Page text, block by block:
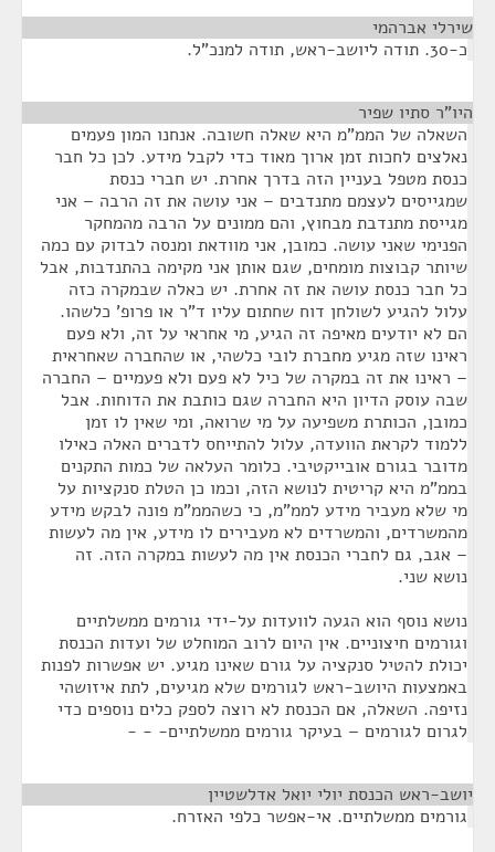
שירלי אברהמי
כ-30. תודה ליושב-ראש, תודה למנכ"ל.
היו"ר סתיו שפיר
השאלה של הממ"מ היא שאלה חשובה. אנחנו המון פעמים
נאלצים לחכות זמן ארוך מאוד כדי לקבל מידע. לכן כל חבר
כנסת מטפל בעניין הזה בדרך אחרת. יש חברי כנסת
שמגייסים לעצמם מתנדבים – אני עושה את זה הרבה – אני
מגייסת מתנדבת מבחוץ, והם ממונים על הרבה מהמחקר
הפנימי שאני עושה. כמובן, אני מוודאת ומנסה לבדוק עם כמה
שיותר קבוצות מומחים, שגם אותן אני מקימה בהתנדבות, אבל
כל חבר כנסת עושה את זה אחרת. יש כאלה שבמקרה כזה
עלול להגיע לשולחן דוח שחתום עליו ד"ר או פרופ' כלשהו.
הם לא יודעים מאיפה זה הגיע, מי אחראי על זה, ולא פעם
ראינו שזה מגיע מחברת לובי כלשהי, או שהחברה שאחראית
– ראינו את זה במקרה של כיל לא פעם ולא פעמיים – החברה
שבה עוסק הדיון היא החברה שגם כותבת את הדוחות. אבל
כמובן, הכותרת משפיעה על מי שרואה, ומי שאין לו זמן
ללמוד לקראת הוועדה, עלול להתייחס לדברים האלה כאילו
מדובר בגורם אובייקטיבי. כלומר העלאה של כמות התקנים
בממ"מ היא קריטית לנושא הזה, וכמו כן הטלת סנקציות על
מי שלא מעביר מידע לממ"מ, כי כשהממ"מ פונה לבקש מידע
מהמשרדים, והמשרדים לא מעבירים לו מידע, אין מה לעשות
– אגב, גם לחברי הכנסת אין מה לעשות במקרה הזה. זה
נושא שני.
נושא נוסף הוא הגעה לוועדות על-ידי גורמים ממשלתיים
וגורמים חיצוניים. אין היום לרוב המוחלט של ועדות הכנסת
יכולת להטיל סנקציה על גורם שאינו מגיע. יש אפשרות לפנות
באמצעות היושב-ראש לגורמים שלא מגיעים, לתת איזושהי
נזיפה. השאלה, אם הכנסת לא רוצה לספק כלים נוספים כדי
לגרום לגורמים – בעיקר גורמים ממשלתיים- - -
יושב-ראש הכנסת יולי יואל אדלשטיין
גורמים ממשלתיים. אי-אפשר כלפי האזרח.